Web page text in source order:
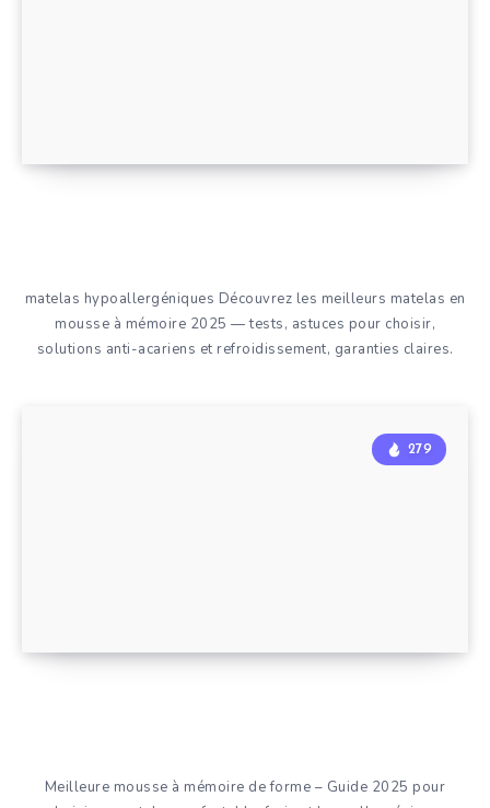
matelas hypoallergéniques Découvrez les meilleurs matelas en
mousse à mémoire 2025 — tests, astuces pour choisir,
solutions anti-acariens et refroidissement, garanties claires.
279
Meilleure mousse à mémoire de forme – Guide 2025 pour